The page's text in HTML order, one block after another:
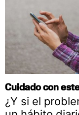
Cuidado con
¿Y si el